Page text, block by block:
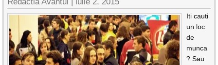
Iti cauti
un loc
de
munca
? Sau